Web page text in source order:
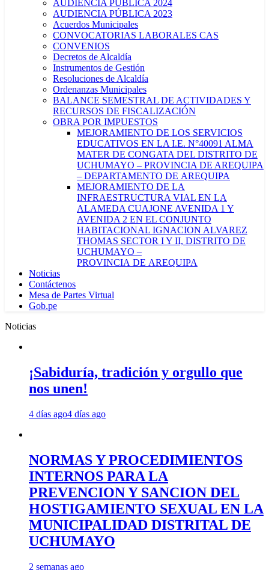
AUDIENCIA PÚBLICA 2024
AUDIENCIA PÚBLICA 2023
Acuerdos Municipales
CONVOCATORIAS LABORALES CAS
CONVENIOS
Decretos de Alcaldía
Instrumentos de Gestión
Resoluciones de Alcaldía
Ordenanzas Municipales
BALANCE SEMESTRAL DE ACTIVIDADES Y
RECURSOS DE FISCALIZACIÓN
OBRA POR IMPUESTOS
MEJORAMIENTO DE LOS SERVICIOS
EDUCATIVOS EN LA I.E. N°40091 ALMA
MATER DE CONGATA DEL DISTRITO DE
UCHUMAYO – PROVINCIA DE AREQUIPA
– DEPARTAMENTO DE AREQUIPA
MEJORAMIENTO DE LA
INFRAESTRUCTURA VIAL EN LA
ALAMEDA CUAJONE AVENIDA 1 Y
AVENIDA 2 EN EL CONJUNTO
HABITACIONAL IGNACION ALVAREZ
THOMAS SECTOR I Y II, DISTRITO DE
UCHUMAYO –
PROVINCIA DE AREQUIPA
Noticias
Contáctenos
Mesa de Partes Virtual
Gob.pe
Noticias
¡Sabiduría, tradición y orgullo que
nos unen!
4 días ago4 días ago
NORMAS Y PROCEDIMIENTOS
INTERNOS PARA LA
PREVENCION Y SANCION DEL
HOSTIGAMIENTO SEXUAL EN LA
MUNICIPALIDAD DISTRITAL DE
UCHUMAYO
2 semanas ago